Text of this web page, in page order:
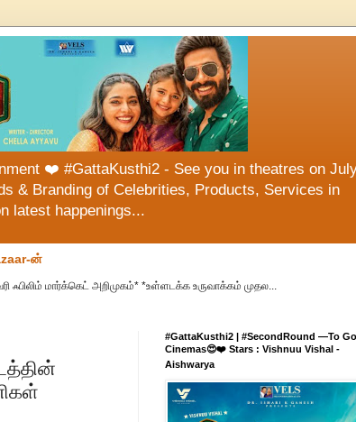
❤️ #GattaKusthi2 - See you in theatres on
& Branding of Celebrities, Products, Services in
latest happenings...
ன்
ஃபிலிம் மார்க்கெட் அறிமுகம்* *உள்ளடக்க உருவாக்கம் முதல...
#GattaKusthi2 | #SecondRound —To
Cinemas😍❤️ Stars : Vishnuu Vishal -
Aishwarya